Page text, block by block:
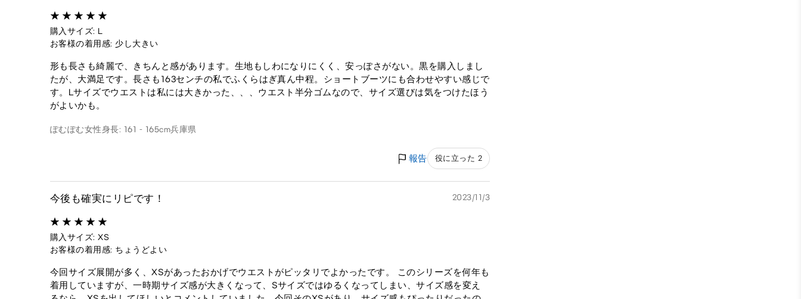
購入サイズ: L
お客様の着用感: 少し大きい
形も長さも綺麗で、きちんと感があります。生地もしわになりにくく、安っぽさがない。黒を購入しまし
たが、大満足です。長さも163センチの私でふくらはぎ真ん中程。ショートブーツにも合わせやすい感じで
す。Lサイズでウエストは私には大きかった、、、ウエスト半分ゴムなので、サイズ選びは気をつけたほう
がよいかも。
ぽむぽむ女性身長: 161 - 165cm兵庫県
報告 役に立った 2
今後も確実にリピです！ 2023/11/3
購入サイズ: XS
お客様の着用感: ちょうどよい
今回サイズ展開が多く、XSがあったおかげでウエストがピッタリでよかったです。 このシリーズを何年も
着用していますが、一時期サイズ感が大きくなって、Sサイズではゆるくなってしまい、サイズ感を変え